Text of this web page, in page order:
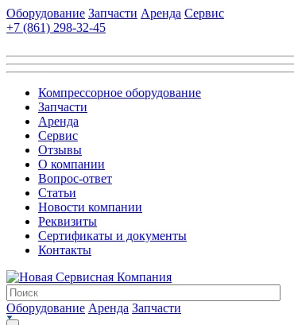
Оборудование Запчасти Аренда Сервис
+7 (861) 298-32-45
Компрессорное оборудование
Запчасти
Аренда
Сервис
Отзывы
О компании
Вопрос-ответ
Статьи
Новости компании
Реквизиты
Сертификаты и документы
Контакты
Оборудование Аренда Запчасти